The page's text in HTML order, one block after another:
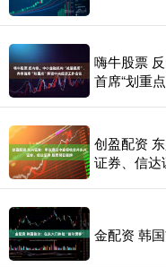
嗨牛股票
首席“划重
创盈配资
证券、信
金配资 韩